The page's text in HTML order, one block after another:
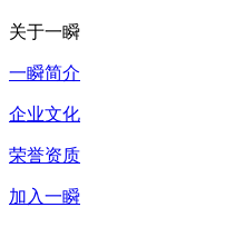
关于一瞬
一瞬简介
企业文化
荣誉资质
加入一瞬